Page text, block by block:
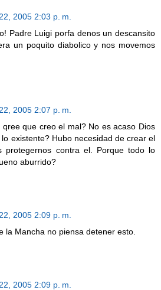
2005 2:03 p. m.
Padre Luigi porfa denos un descansito
un poquito diabolico y nos movemos
2005 2:07 p. m.
qree que creo el mal? No es acaso Dios
existente? Hubo necesidad de crear el
protegernos contra el. Porque todo lo
aburrido?
2005 2:09 p. m.
la Mancha no piensa detener esto.
2005 2:09 p. m.